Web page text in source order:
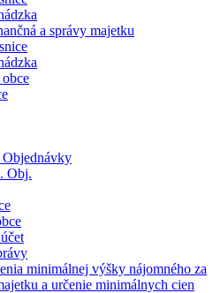
a správy majetku
Obj.
minimálnej výšky nájomného za
a určenie minimálnych cien